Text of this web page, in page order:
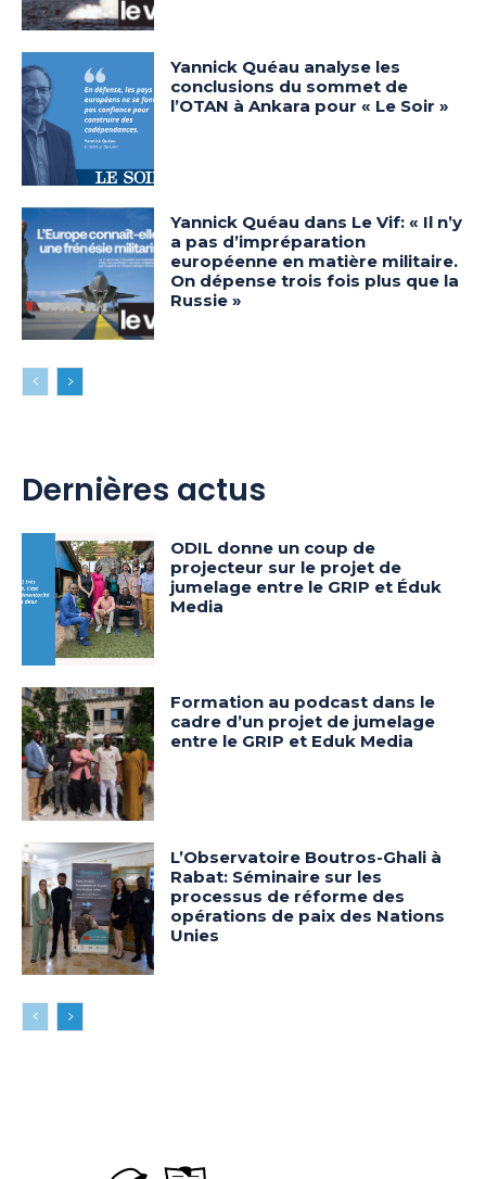
Yannick Quéau analyse les
conclusions du sommet de
l’OTAN à Ankara pour « Le Soir »
Yannick Quéau dans Le Vif: « Il n’y
a pas d’impréparation
européenne en matière militaire.
On dépense trois fois plus que la
Russie »
Dernières actus
ODIL donne un coup de
projecteur sur le projet de
jumelage entre le GRIP et Éduk
Media
Formation au podcast dans le
cadre d’un projet de jumelage
entre le GRIP et Eduk Media
L’Observatoire Boutros-Ghali à
Rabat: Séminaire sur les
processus de réforme des
opérations de paix des Nations
Unies